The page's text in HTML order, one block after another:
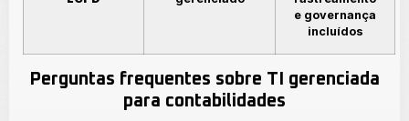
e governança
incluídos
Perguntas frequentes sobre TI gerenciada
para contabilidades